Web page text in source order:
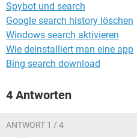
Spybot und search
Google search history löschen
Windows search aktivieren
Wie deinstalliert man eine app
Bing search download
4 Antworten
ANTWORT 1 / 4